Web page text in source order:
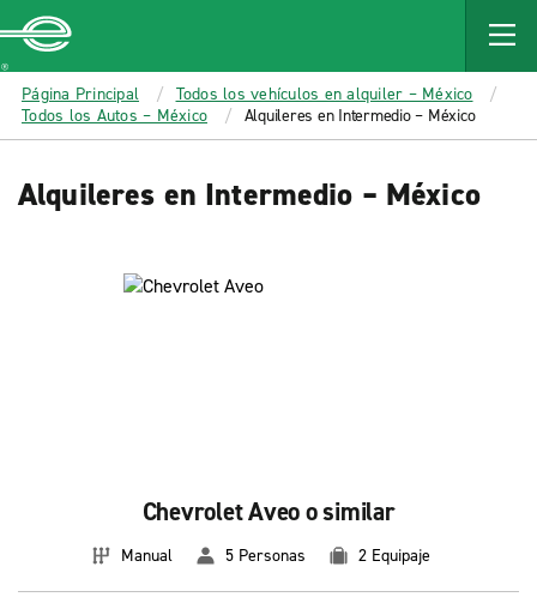
MAIN
CONTENT
Enterprise
Página Principal
Todos los vehículos en alquiler – México
Todos los Autos – México
Alquileres en Intermedio – México
Alquileres en Intermedio – México
Chevrolet Aveo o similar
Manual 5 Personas 2 Equipaje